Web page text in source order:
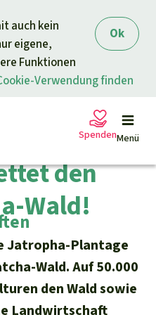
Ok
auch kein
eigene,
Funktionen
Verwendung finden
Menü
Spenden
Petition
den
Wald!
Jatropha-Plantage
Wald. Auf 50.000
den Wald sowie
Landwirtschaft